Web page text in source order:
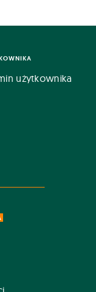
użytkownika